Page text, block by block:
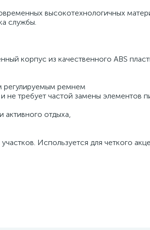
высокотехнологичных
службы.
корпус из качественного ABS
ремнем
не требует частой замены элементов
активного отдыха,
Используется для четкого